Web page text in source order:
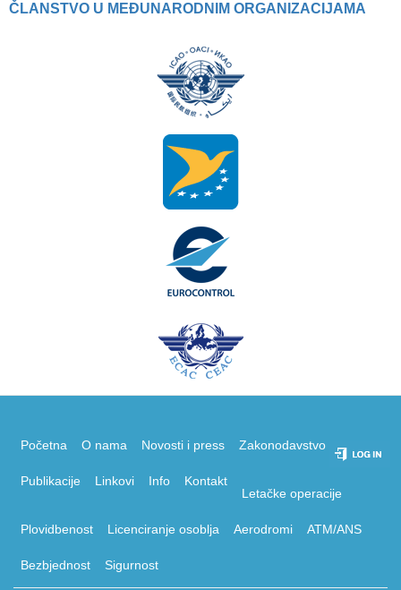
ČLANSTVO U MEĐUNARODNIM ORGANIZACIJAMA
Početna O nama Novosti i press Zakonodavstvo
Publikacije Linkovi Info
Kontakt
Letačke operacije
Plovidbenost Licenciranje osoblja Aerodromi ATM/ANS
Bezbjednost Sigurnost